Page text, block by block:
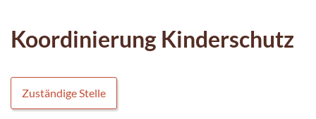
Koordinierung Kinderschutz
Zuständige Stelle